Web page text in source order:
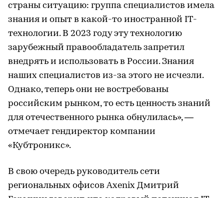
страны ситуацию: группа специалистов имела
знания и опыт в какой-то иностранной IT-
технологии. В 2023 году эту технологию
зарубежный правообладатель запретил
внедрять и использовать в России. Знания
наших специалистов из-за этого не исчезли.
Однако, теперь они не востребованы
российским рынком, то есть ценность знаний
для отечественного рынка обнулилась», —
отмечает гендиректор компании
«Кубтроникс».
В свою очередь руководитель сети
региональных офисов Axenix Дмитрий